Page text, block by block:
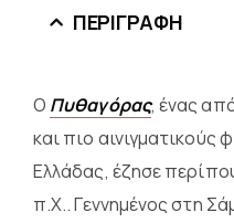
ΠΕΡΙΓΡΑΦΉ
Ο Πυθαγόρας, ένας
και πιο αινιγματικούς
Ελλάδας, έζησε
π.Χ.. Γεννημένος στη